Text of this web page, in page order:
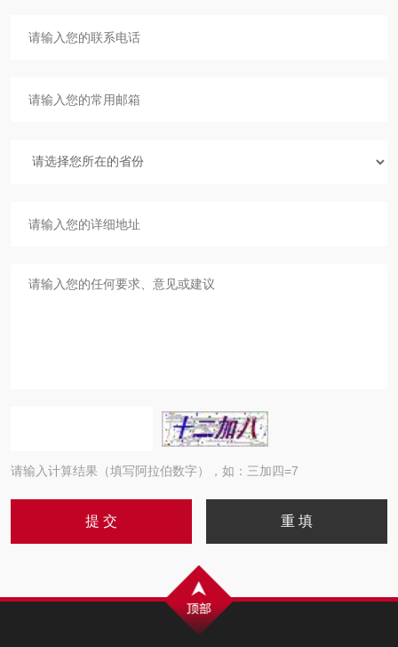
请输入计算结果（填写阿拉伯数字），如：三加四=7